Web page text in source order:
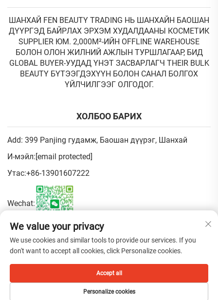
ШАНХАЙ FEN BEAUTY TRADING НЬ ШАНХАЙН БАОШАН
ДҮҮРГЭД БАЙРЛАХ ЭРХЭМ ХУДАЛДААНЫ КОСМЕТИК
SUPPLIER ЮМ. 2,000М²-ИЙН OFFLINE WAREHOUSE
БОЛОН ОЛОН ЖИЛНИЙ АЖЛЫН ТУРШЛАГААР, БИД
GLOBAL BUYER-УУДАД ҮНЭТ ЗАСВАРЛАГЧ THEIR BULK
BEAUTY БҮТЭЭГДЭХҮҮН БОЛОН САНАЛ БОЛГОХ
ҮЙЛЧИЛГЭЭГ ОЛГОДОГ.
ХОЛБОО БАРИХ
Add: 399 Panjing гудамж, Баошан дүүрэг, Шанхай
И-мэйл:[email protected]
Утас:+86-13901607222
Wechat:
Нууцлалын бодлого
Beauty Trading Co., Ltd. Бүх эрхүүд хуулиар хамгаалагдсан.
We value your privacy
We use cookies and similar tools to provide our services. If you
don't want to accept all cookies, click Personalize cookies.
Personalize cookies
Accept all